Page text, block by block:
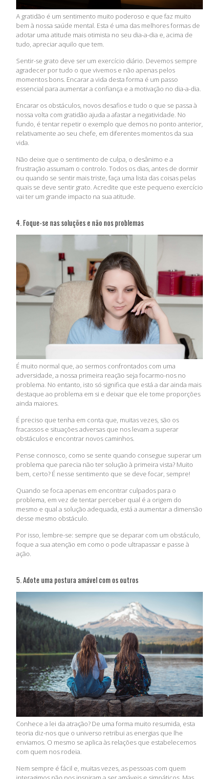
A gratidão é um sentimento muito poderoso e que faz muito
bem à nossa saúde mental. Esta é uma das melhores formas de
adotar uma atitude mais otimista no seu dia-a-dia e, acima de
tudo, apreciar aquilo que tem.
Sentir-se grato deve ser um exercício diário. Devemos sempre
agradecer por tudo o que vivemos e não apenas pelos
momentos bons. Encarar a vida desta forma é um passo
essencial para aumentar a confiança e a motivação no dia-a-dia.
Encarar os obstáculos, novos desafios e tudo o que se passa à
nossa volta com gratidão ajuda a afastar a negatividade. No
fundo, é tentar repetir o exemplo que demos no ponto anterior,
relativamente ao seu chefe, em diferentes momentos da sua
vida.
Não deixe que o sentimento de culpa, o desânimo e a
frustração assumam o controlo. Todos os dias, antes de dormir
ou quando se sentir mais triste, faça uma lista das coisas pelas
quais se deve sentir grato. Acredite que este pequeno exercício
vai ter um grande impacto na sua atitude.
4. Foque-se nas soluções e não nos problemas
É muito normal que, ao sermos confrontados com uma
adversidade, a nossa primeira reação seja focarmo-nos no
problema. No entanto, isto só significa que está a dar ainda mais
destaque ao problema em si e deixar que ele tome proporções
ainda maiores.
É preciso que tenha em conta que, muitas vezes, são os
fracassos e situações adversas que nos levam a superar
obstáculos e encontrar novos caminhos.
Pense connosco, como se sente quando consegue superar um
problema que parecia não ter solução à primeira vista? Muito
bem, certo? É nesse sentimento que se deve focar, sempre!
Quando se foca apenas em encontrar culpados para o
problema, em vez de tentar perceber qual é a origem do
mesmo e qual a solução adequada, está a aumentar a dimensão
desse mesmo obstáculo.
Por isso, lembre-se: sempre que se deparar com um obstáculo,
foque a sua atenção em como o pode ultrapassar e passe à
ação.
5. Adote uma postura amável com os outros
Conhece a lei da atração? De uma forma muito resumida, esta
teoria diz-nos que o universo retribui as energias que lhe
enviamos. O mesmo se aplica às relações que estabelecemos
com quem nos rodeia.
Nem sempre é fácil e, muitas vezes, as pessoas com quem